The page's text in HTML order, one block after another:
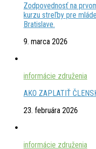
Zodpovednosť na
kurzu streľby pre
Bratislave.
9. marca 2026
informácie združenia
AKO ZAPLATIŤ
23. februára 2026
informácie združenia